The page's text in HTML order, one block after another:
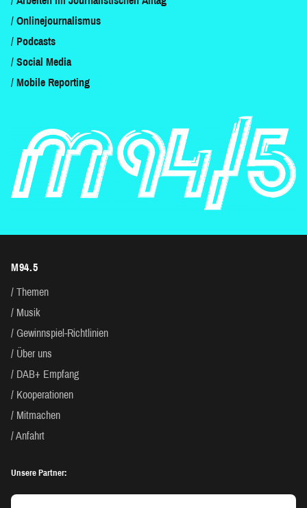
Onlinejournalismus
Podcasts
Social Media
Mobile Reporting
M94.5
Themen
Musik
Gewinnspiel-Richtlinien
Über uns
DAB+ Empfang
Kooperationen
Mitmachen
Anfahrt
Unsere Partner: